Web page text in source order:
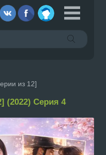
из 12]
(2022) Серия 4